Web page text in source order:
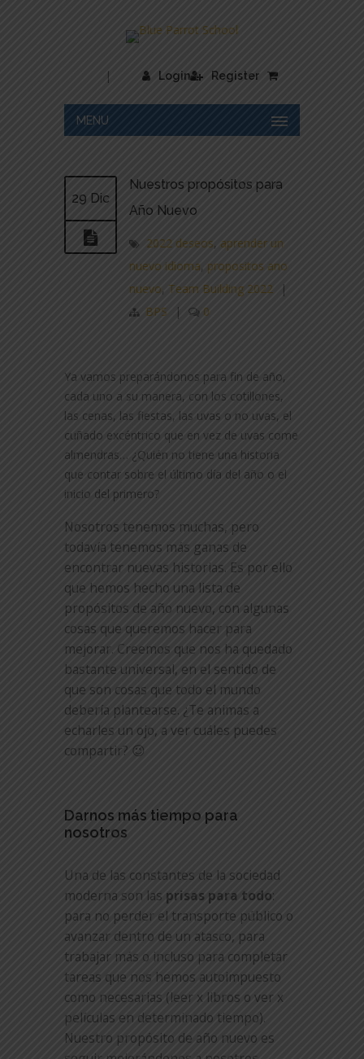
Login
| Register
MENU
29 Dic
Nuestros propósitos para
Año Nuevo
2022 deseos, aprender un
nuevo idioma, propositos ano
nuevo, Team Building 2022
|
BPS
| 0
Ya vamos preparándonos para fin de año,
cada uno a su manera, con los cotillones,
las cenas, las fiestas, las uvas o no uvas, el
cuñado excéntrico que en vez de uvas come
almendras… ¿Quién no tiene una historia
que contar sobre el último día del año o el
inicio del primero?
Nosotros tenemos muchas, pero
todavía tenemos más ganas de
encontrar nuevas historias. Es por ello
que hemos hecho una lista de
propósitos de año nuevo, con algunas
cosas que queremos hacer para
mejorar. Creemos que nos ha quedado
bastante universal, en el sentido de
que son cosas que todo el mundo
debería plantearse. ¿Te animas a
echarles un ojo, a ver cuáles puedes
compartir? 😉
Darnos más tiempo para
nosotros
Una de las constantes de la sociedad
moderna son las prisas para todo:
para no perder el transporte público o
avanzar dentro de un atasco, para
trabajar más o incluso para completar
tareas que nos hemos autoimpuesto
como necesarias (leer x libros o ver x
películas en determinado tiempo).
Nuestro propósito de año nuevo es